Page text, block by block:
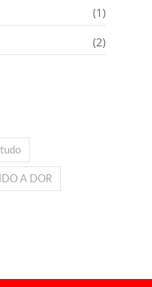
(1)
(2)
A DOR